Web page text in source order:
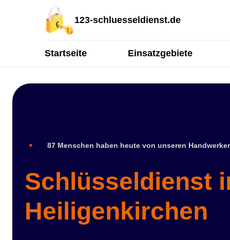
123-schluesseldienst.de
Startseite Einsatzgebiete
87 Menschen haben heute von unseren
Schlüsseldienst
Heiligenkirchen